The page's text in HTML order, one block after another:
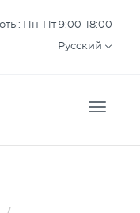
Пн-Пт 9:00-18:00
Русский
Toggle